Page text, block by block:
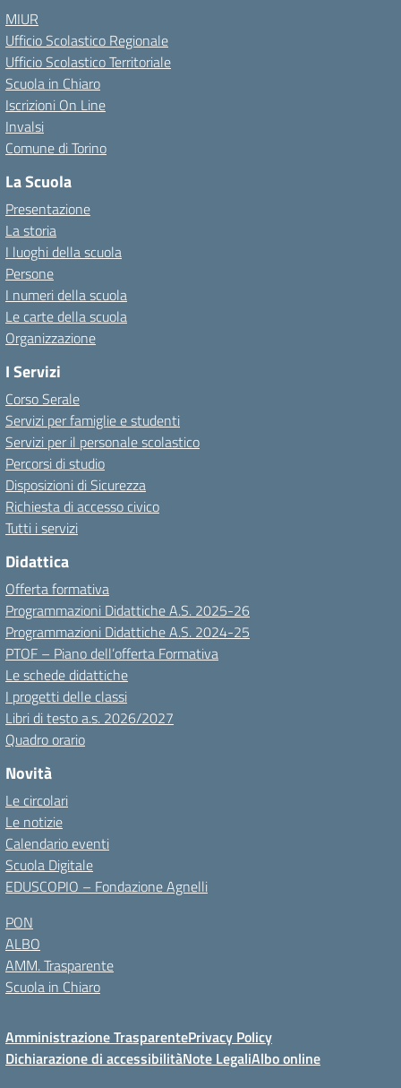
MIUR
Ufficio Scolastico Regionale
Ufficio Scolastico Territoriale
Scuola in Chiaro
Iscrizioni On Line
Invalsi
Comune di Torino
La Scuola
Presentazione
La storia
I luoghi della scuola
Persone
I numeri della scuola
Le carte della scuola
Organizzazione
I Servizi
Corso Serale
Servizi per famiglie e studenti
Servizi per il personale scolastico
Percorsi di studio
Disposizioni di Sicurezza
Richiesta di accesso civico
Tutti i servizi
Didattica
Offerta formativa
Programmazioni Didattiche A.S. 2025-26
Programmazioni Didattiche A.S. 2024-25
PTOF – Piano dell’offerta Formativa
Le schede didattiche
I progetti delle classi
Libri di testo a.s. 2026/2027
Quadro orario
Novità
Le circolari
Le notizie
Calendario eventi
Scuola Digitale
EDUSCOPIO – Fondazione Agnelli
PON
ALBO
AMM. Trasparente
Scuola in Chiaro
Amministrazione TrasparentePrivacy Policy
Dichiarazione di accessibilitàNote LegaliAlbo online